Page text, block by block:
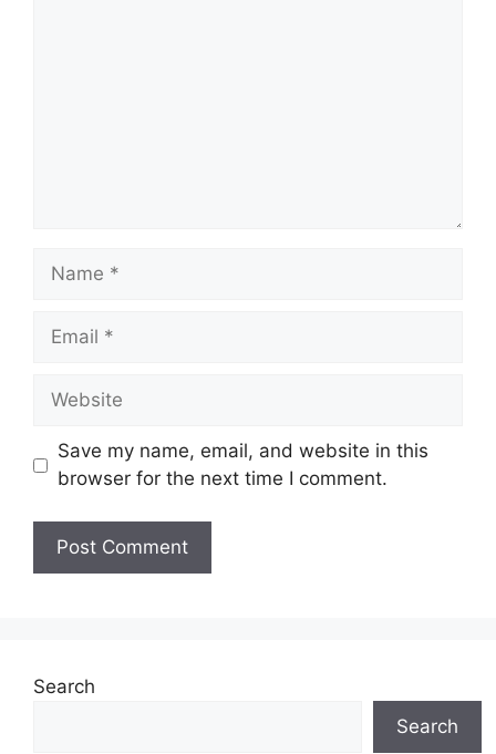
Name
Email
Website
Save my name, email, and website in this
browser for the next time I comment.
Search
Search